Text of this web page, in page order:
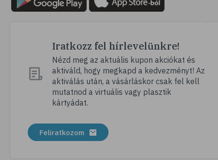
# hátfájás
# vérnyomáscsökkentés
# megfázás
# influenza
# fertőző betegségek
# köhögés
Iratkozz fel hírlevelünkre!
Nézd meg az aktuális kupon akciókat és
aktiváld, hogy megkapd a kedvezményt! Az
aktiválás után, a vásárláskor csak fel kell
mutatnod a virtuális vagy plasztik
kártyádat.
Feliratkozom